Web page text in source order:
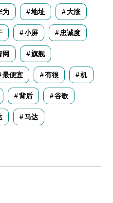
为 地址 大涨
小屏 忠诚度
网 旗舰
最便宜 有很 机
背后 谷歌
马达